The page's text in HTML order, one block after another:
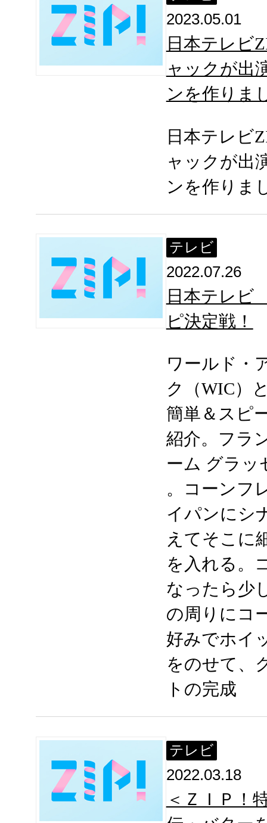
2023.05.01
日本テレビ
ャックが出
ンを作りま
日本テレビ
ャックが出
ンを作りま
テレビ
2022.07.26
日本テレビ
ピ決定戦！
ワールド・
ク（WIC）
簡単＆スピ
紹介。フラ
ーム グラッ
。コーンフ
イパンにシ
えてそこに
を入れる。
なったら少
の周りにコ
好みでホイ
をのせて、
トの完成
テレビ
2022.03.18
＜ＺＩＰ！